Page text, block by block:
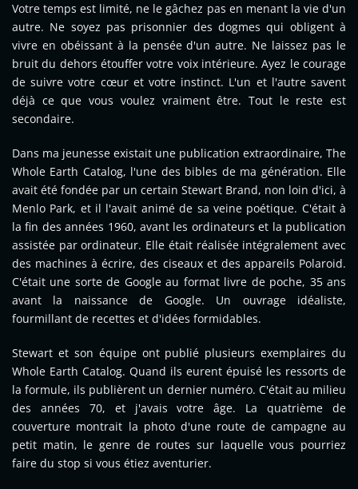
Votre temps est limité, ne le gâchez pas en menant la vie d'un
autre. Ne soyez pas prisonnier des dogmes qui obligent à
vivre en obéissant à la pensée d'un autre. Ne laissez pas le
bruit du dehors étouffer votre voix intérieure. Ayez le courage
de suivre votre cœur et votre instinct. L'un et l'autre savent
déjà ce que vous voulez vraiment être. Tout le reste est
secondaire.
Dans ma jeunesse existait une publication extraordinaire, The
Whole Earth Catalog, l'une des bibles de ma génération. Elle
avait été fondée par un certain Stewart Brand, non loin d'ici, à
Menlo Park, et il l'avait animé de sa veine poétique. C'était à
la fin des années 1960, avant les ordinateurs et la publication
assistée par ordinateur. Elle était réalisée intégralement avec
des machines à écrire, des ciseaux et des appareils Polaroid.
C'était une sorte de Google au format livre de poche, 35 ans
avant la naissance de Google. Un ouvrage idéaliste,
fourmillant de recettes et d'idées formidables.
Stewart et son équipe ont publié plusieurs exemplaires du
Whole Earth Catalog. Quand ils eurent épuisé les ressorts de
la formule, ils publièrent un dernier numéro. C'était au milieu
des années 70, et j'avais votre âge. La quatrième de
couverture montrait la photo d'une route de campagne au
petit matin, le genre de routes sur laquelle vous pourriez
faire du stop si vous étiez aventurier.